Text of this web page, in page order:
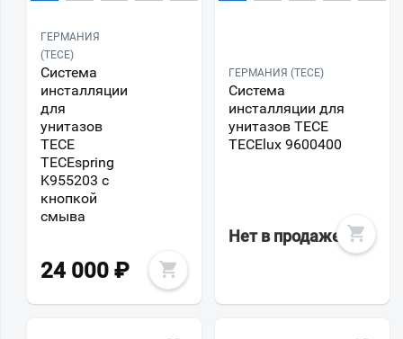
ГЕРМАНИЯ
(TECE)
Система
инсталляции
для
унитазов
TECE
TECEspring
K955203 с
кнопкой
смыва
24 000 ₽
ГЕРМАНИЯ (TECE)
Система
инсталляции для
унитазов TECE
TECElux 9600400
Нет в продаже